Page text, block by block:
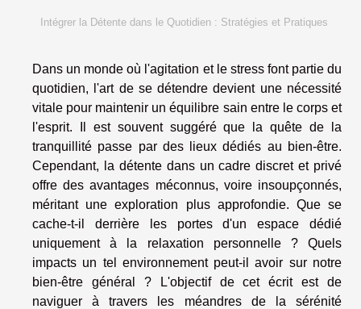
Intégrer la Détente dans le Quotidien : Stratégies et Pratiques
Dans un monde où l'agitation et le stress font partie du
quotidien, l'art de se détendre devient une nécessité
vitale pour maintenir un équilibre sain entre le corps et
l'esprit. Il est souvent suggéré que la quête de la
tranquillité passe par des lieux dédiés au bien-être.
Cependant, la détente dans un cadre discret et privé
offre des avantages méconnus, voire insoupçonnés,
méritant une exploration plus approfondie. Que se
cache-t-il derrière les portes d'un espace dédié
uniquement à la relaxation personnelle ? Quels
impacts un tel environnement peut-il avoir sur notre
bien-être général ? L'objectif de cet écrit est de
naviguer à travers les méandres de la sérénité